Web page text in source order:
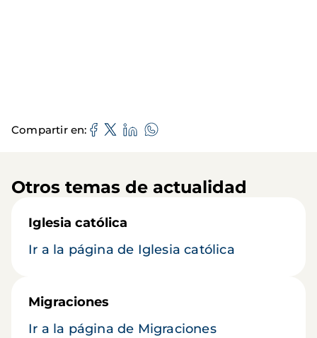
Compartir en
Otros temas de actualidad
Iglesia católica
Ir a la página de Iglesia católica
Migraciones
Ir a la página de Migraciones